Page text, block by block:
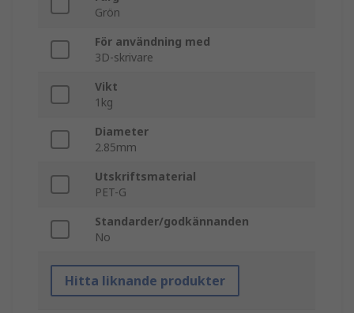
Grön
För användning med
3D-skrivare
Vikt
1kg
Diameter
2.85mm
Utskriftsmaterial
PET-G
Standarder/godkännanden
No
Hitta liknande produkter